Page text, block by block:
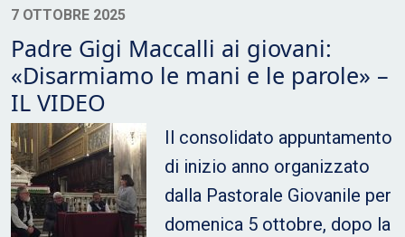
7 OTTOBRE 2025
Padre Gigi Maccalli ai giovani:
«Disarmiamo le mani e le parole» –
IL VIDEO
Il consolidato appuntamento
di inizio anno organizzato
dalla Pastorale Giovanile per
domenica 5 ottobre, dopo la